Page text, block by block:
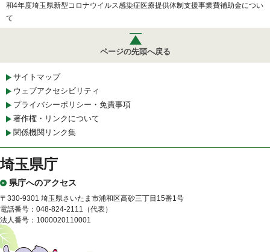
和4年度埼玉県新型コロナウイルス感染症医療提供体制支援事業費補助金につい
て
ページの先頭へ戻る
サイトマップ
ウェブアクセシビリティ
プライバシーポリシー・免責事項
著作権・リンクについて
関係機関リンク集
埼玉県庁
県庁へのアクセス
〒330-9301 埼玉県さいたま市浦和区高砂三丁目15番1号
電話番号：048-824-2111（代表）
法人番号：1000020110001